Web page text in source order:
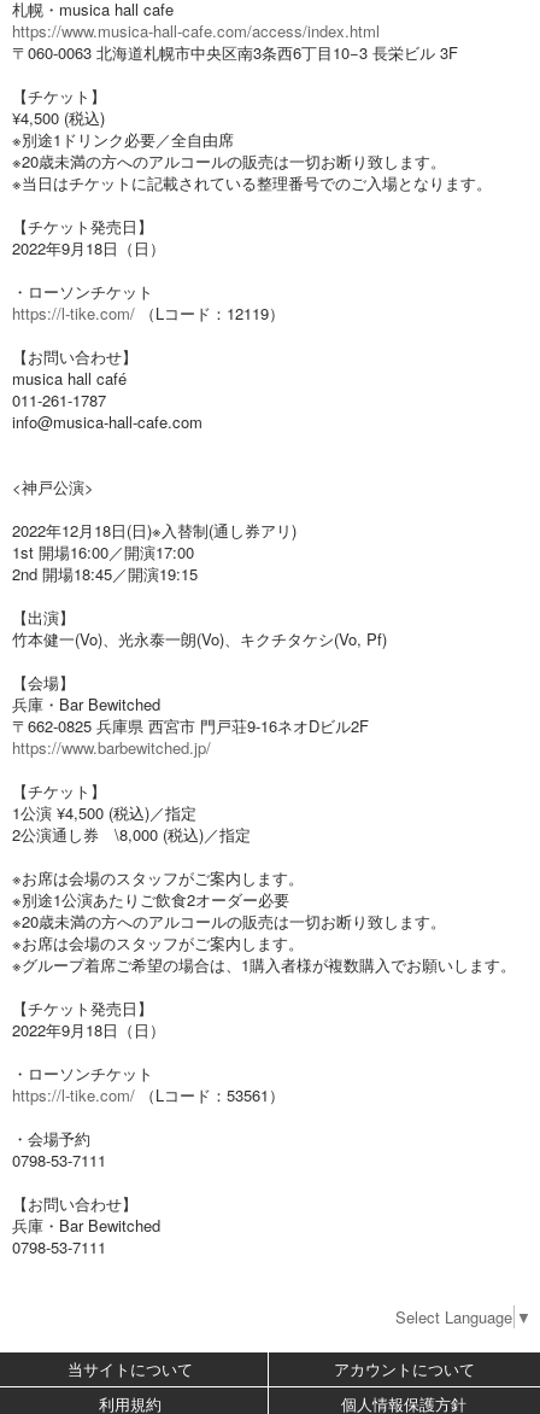
札幌・musica hall cafe
https://www.musica-hall-cafe.com/access/index.html
〒060-0063 北海道札幌市中央区南3条西6丁目10−3 長栄ビル 3F
【チケット】
¥4,500 (税込)
※別途1ドリンク必要／全自由席
※20歳未満の方へのアルコールの販売は一切お断り致します。
※当日はチケットに記載されている整理番号でのご入場となります。
【チケット発売日】
2022年9月18日（日）
・ローソンチケット
https://l-tike.com/ （Lコード：12119）
【お問い合わせ】
musica hall café
011-261-1787
info@musica-hall-cafe.com
<神戸公演>
2022年12月18日(日)※入替制(通し券アリ)
1st 開場16:00／開演17:00
2nd 開場18:45／開演19:15
【出演】
竹本健一(Vo)、光永泰一朗(Vo)、キクチタケシ(Vo, Pf)
【会場】
兵庫・Bar Bewitched
〒662-0825 兵庫県 西宮市 門戸荘9-16ネオDビル2F
https://www.barbewitched.jp/
【チケット】
1公演 ¥4,500 (税込)／指定
2公演通し券 \8,000 (税込)／指定
※お席は会場のスタッフがご案内します。
※別途1公演あたりご飲食2オーダー必要
※20歳未満の方へのアルコールの販売は一切お断り致します。
※お席は会場のスタッフがご案内します。
※グループ着席ご希望の場合は、1購入者様が複数購入でお願いします。
【チケット発売日】
2022年9月18日（日）
・ローソンチケット
https://l-tike.com/ （Lコード：53561）
・会場予約
0798-53-7111
【お問い合わせ】
兵庫・Bar Bewitched
0798-53-7111
Select Language ▼
当サイトについて
アカウントについて
利用規約
個人情報保護方針